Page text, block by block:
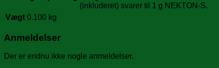
(inkluderet) svarer til 1 g NEKTON-S.
Vægt 0.100 kg
Anmeldelser
Der er endnu ikke nogle anmeldelser.